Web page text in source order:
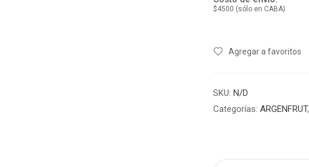
$4500 (sólo en CABA).
Agregar a favoritos
SKU: N/D
Categorías: ARGENFRUT,